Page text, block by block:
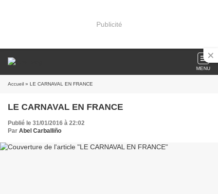
Publicité
MENU
Accueil » LE CARNAVAL EN FRANCE
LE CARNAVAL EN FRANCE
Publié le 31/01/2016 à 22:02
Par Abel Carballiño